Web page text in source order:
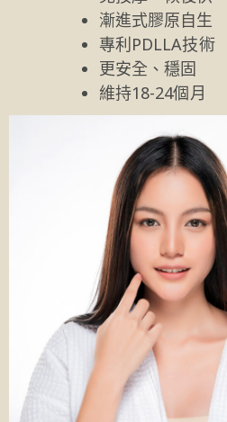
漸進式膠原自生
專利PDLLA技術
更安全、穩固
維持18-24個月